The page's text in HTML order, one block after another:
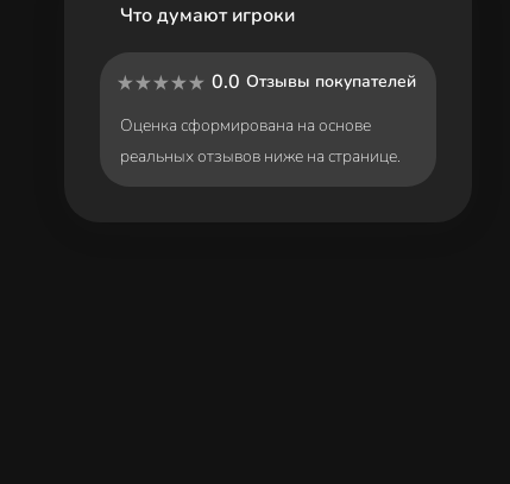
Что думают игроки
0.0 Отзывы покупателей
Оценка сформирована на основе
реальных отзывов ниже на странице.